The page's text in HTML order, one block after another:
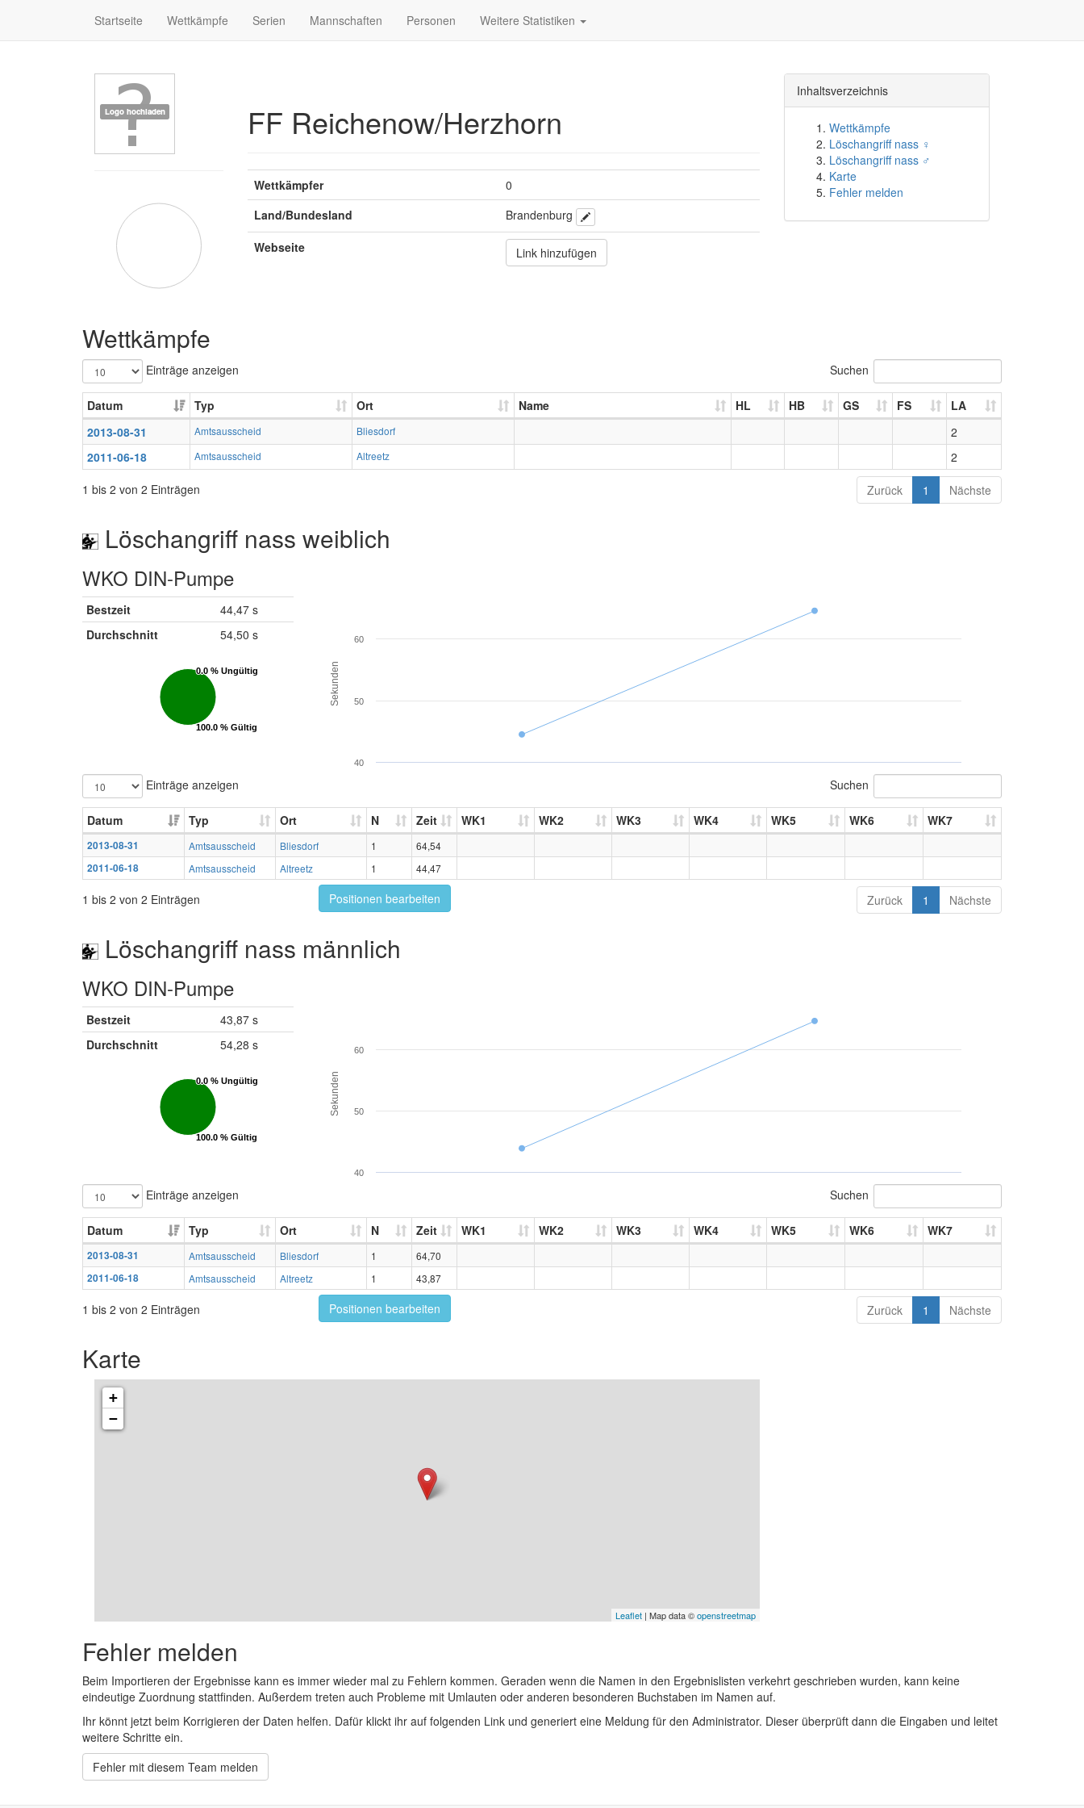
Startseite Wettkämpfe Serien Mannschaften Personen Weitere Statistiken
FF Reichenow/Herzhorn
Wettkämpfer
0
Land/Bundesland
Brandenburg
Webseite
Link hinzufügen
Inhaltsverzeichnis
Wettkämpfe
Löschangriff nass ♀
Löschangriff nass ♂
Karte
Fehler melden
Wettkämpfe
Einträge anzeigen Suchen
Datum Typ Ort Name HL HB GS FS
LA
2013-08-31
Amtsausscheid Bliesdorf
2
2011-06-18
Amtsausscheid Altreetz
2
1 bis 2 von 2 Einträgen
Zurück 1 Nächste
Löschangriff nass weiblich
WKO DIN-Pumpe
Bestzeit
44,47 s
Durchschnitt
54,50 s
0.0 % Ungültig
0.0 % Ungültig
100.0 % Gültig
100.0 % Gültig
Sekunden
40
50
60
Einträge anzeigen Suchen
Datum Typ Ort N Zeit WK1 WK2 WK3 WK4 WK5 WK6 WK7
2013-08-31 Amtsausscheid Bliesdorf 1
64,54
2011-06-18
Amtsausscheid Altreetz 1 44,47
1 bis 2 von 2 Einträgen Positionen bearbeiten Zurück 1 Nächste
Löschangriff nass männlich
WKO DIN-Pumpe
Bestzeit
43,87 s
Durchschnitt
54,28 s
0.0 % Ungültig
0.0 % Ungültig
100.0 % Gültig
100.0 % Gültig
Sekunden
40
50
60
Einträge anzeigen Suchen
Datum Typ Ort N Zeit WK1 WK2 WK3 WK4 WK5 WK6 WK7
2013-08-31 Amtsausscheid Bliesdorf 1
64,70
2011-06-18
Amtsausscheid Altreetz 1 43,87
1 bis 2 von 2 Einträgen Positionen bearbeiten Zurück 1 Nächste
Karte
+
−
Leaflet | Map data ©openstreetmap
Fehler melden
Beim Importieren der Ergebnisse kann es immer wieder mal zu Fehlern kommen. Geraden wenn die Namen in den Ergebnislisten verkehrt geschrieben wurden, kann keine
eindeutige Zuordnung stattfinden. Außerdem treten auch Probleme mit Umlauten oder anderen besonderen Buchstaben im Namen auf.
Ihr könnt jetzt beim Korrigieren der Daten helfen. Dafür klickt ihr auf folgenden Link und generiert eine Meldung für den Administrator. Dieser überprüft dann die Eingaben und leitet
weitere Schritte ein.
Fehler mit diesem Team melden